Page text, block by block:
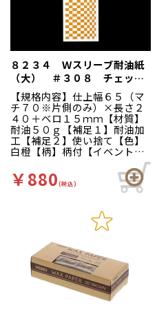
だから油の強いものでも安
心。余分な油分を吸収し、蒸
気を逃がして水分によるベタ
つきを抑えます。ドーナッ
ツ・コロッケ・ポテト・揚げ
パン・唐揚・カレーパン・デ
ニッシュなどに。中身が見え
るから陳列効果も高い、食べ
歩きに便利な形状の耐油袋。
※外装：クラフト包装※１０
０枚ＰＥ袋
８２３４ Ｗスリーブ耐油紙
（大） ＃３０８ チェック
柄 １００枚入
【規格内容】仕上幅６５（マ
チ７０※片側のみ）×長さ２
４０＋ベロ１５ｍｍ【材質】
耐油５０ｇ【補足１】耐油加
工【補足２】使い捨て【色】
白橙【柄】柄付【イベント・
行事】イベント資材、スナッ
ク包材、テイクアウト、お持
ち帰り、学園祭、バザー、お
祭り、夏祭り、文化祭、屋
ド】ホットドッグ、フランク
フルト、ロングドーナッツ、
アメリカンドッグ、焼き鳥、
ドッグトレー、バケットサン
ドイッチトレー、ドッグスリ
ーブ、食べ歩きグルメ、パン
屋さん向け、ベーカリー、屋
台向け【商品特徴】ホットド
ッグ・フランクフルト・ロン
￥880(税込)